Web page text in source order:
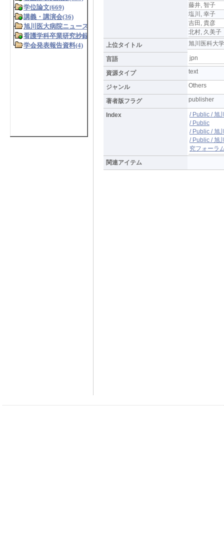
藤井, 智子
塩川, 幸子
吉田, 貴彦
北村, 久美子
上位タイトル
旭川医科大
言語 jpn
資源タイプ text
ジャンル Others
著者版フラグ publisher
Index
/ Public / 旭
/ Public
/ Public / 旭
/ Public / 旭
究フォーラ
関連アイテム